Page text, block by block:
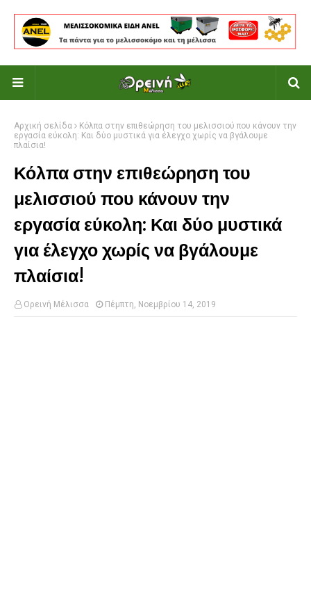
Αρχική σελίδα
Κόλπα στην επιθεώρηση του μελισσιού που κάνουν την
εργασία εύκολη: Και δύο μυστικά για έλεγχο χωρίς να βγάλουμε
πλαίσια!
Κόλπα στην επιθεώρηση του
μελισσιού που κάνουν την
εργασία εύκολη: Και δύο μυστικά
για έλεγχο χωρίς να βγάλουμε
πλαίσια!
Ορεινή Μέλισσα Πέμπτη, Νοεμβρίου 14, 2019